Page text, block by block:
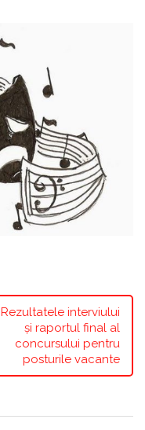
Rezultatele interviului
și raportul final al
concursului pentru
posturile vacante